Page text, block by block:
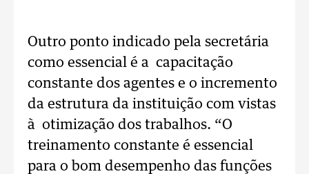
Outro ponto indicado pela secretária
como essencial é a capacitação
constante dos agentes e o incremento
da estrutura da instituição com vistas
à otimização dos trabalhos. “O
treinamento constante é essencial
para o bom desempenho das funções